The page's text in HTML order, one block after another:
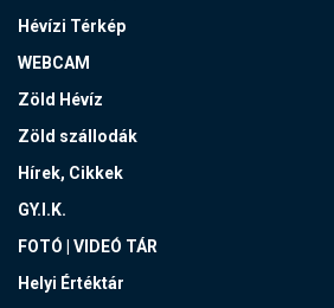
Hévízi Térkép
WEBCAM
Zöld Hévíz
Zöld szállodák
Hírek, Cikkek
GY.I.K.
FOTÓ | VIDEÓ TÁR
Helyi Értéktár